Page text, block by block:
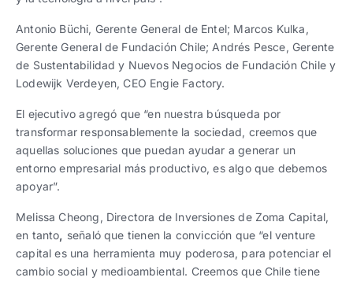
Antonio Büchi, Gerente General de Entel; Marcos Kulka,
Gerente General de Fundación Chile; Andrés Pesce, Gerente
de Sustentabilidad y Nuevos Negocios de Fundación Chile y
Lodewijk Verdeyen, CEO Engie Factory.
El ejecutivo agregó que “en nuestra búsqueda por
transformar responsablemente la sociedad, creemos que
aquellas soluciones que puedan ayudar a generar un
entorno empresarial más productivo, es algo que debemos
apoyar”.
Melissa Cheong, Directora de Inversiones de Zoma Capital,
en tanto, señaló que tienen la convicción que “el venture
capital es una herramienta muy poderosa, para potenciar el
cambio social y medioambiental. Creemos que Chile tiene